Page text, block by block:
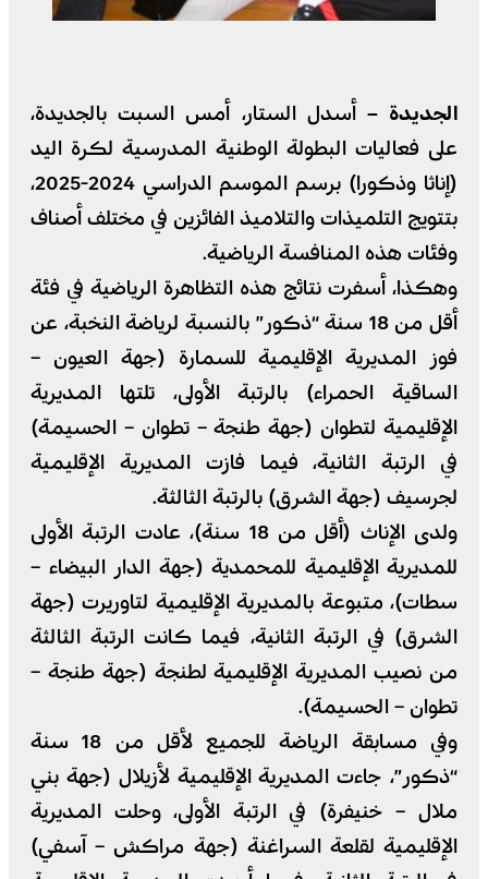
الجديدة – أسدل الستار، أمس السبت بالجديدة،
على فعاليات البطولة الوطنية المدرسية لكرة اليد
(إناثا وذكورا) برسم الموسم الدراسي 2024-2025،
بتتويج التلميذات والتلاميذ الفائزين في مختلف أصناف
وفئات هذه المنافسة الرياضية.
وهكذا، أسفرت نتائج هذه التظاهرة الرياضية في فئة
أقل من 18 سنة “ذكور” بالنسبة لرياضة النخبة، عن
فوز المديرية الإقليمية للسمارة (جهة العيون –
الساقية الحمراء) بالرتبة الأولى، تلتها المديرية
الإقليمية لتطوان (جهة طنجة – تطوان – الحسيمة)
في الرتبة الثانية، فيما فازت المديرية الإقليمية
لجرسيف (جهة الشرق) بالرتبة الثالثة.
ولدى الإناث (أقل من 18 سنة)، عادت الرتبة الأولى
للمديرية الإقليمية للمحمدية (جهة الدار البيضاء –
سطات)، متبوعة بالمديرية الإقليمية لتاوريرت (جهة
الشرق) في الرتبة الثانية، فيما كانت الرتبة الثالثة
من نصيب المديرية الإقليمية لطنجة (جهة طنجة –
تطوان – الحسيمة).
وفي مسابقة الرياضة للجميع لأقل من 18 سنة
“ذكور”، جاءت المديرية الإقليمية لأزيلال (جهة بني
ملال – خنيفرة) في الرتبة الأولى، وحلت المديرية
الإقليمية لقلعة السراغنة (جهة مراكش – آسفي)